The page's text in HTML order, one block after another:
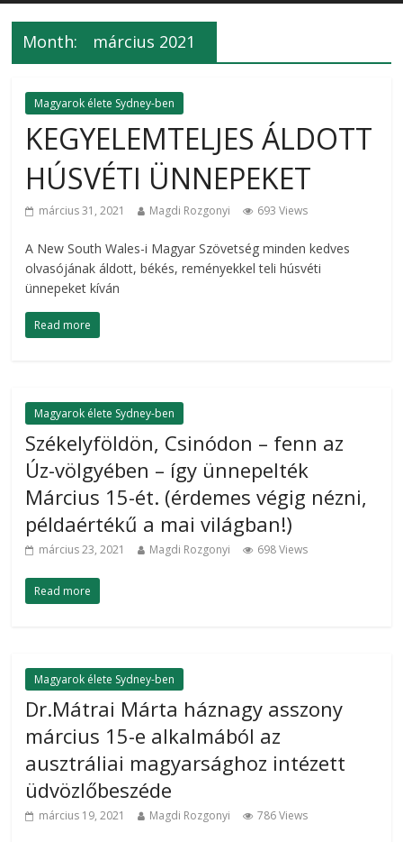
Month: március 2021
Magyarok élete Sydney-ben
KEGYELEMTELJES ÁLDOTT
HÚSVÉTI ÜNNEPEKET
március 31, 2021 Magdi Rozgonyi 693 Views
A New South Wales-i Magyar Szövetség minden kedves
olvasójának áldott, békés, reményekkel teli húsvéti
ünnepeket kíván
Read more
Magyarok élete Sydney-ben
Székelyföldön, Csinódon – fenn az
Úz-völgyében – így ünnepelték
Március 15-ét. (érdemes végig nézni,
példaértékű a mai világban!)
március 23, 2021 Magdi Rozgonyi 698 Views
Read more
Magyarok élete Sydney-ben
Dr.Mátrai Márta háznagy asszony
március 15-e alkalmából az
ausztráliai magyarsághoz intézett
üdvözlőbeszéde
március 19, 2021 Magdi Rozgonyi 786 Views